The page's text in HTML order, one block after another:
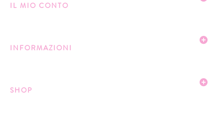
IL MIO CONTO
INFORMAZIONI
SHOP